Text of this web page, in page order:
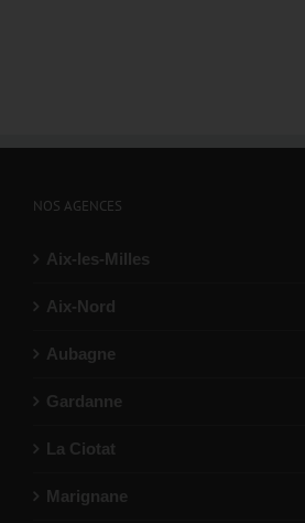
NOS AGENCES
Aix-les-Milles
Aix-Nord
Aubagne
Gardanne
La Ciotat
Marignane